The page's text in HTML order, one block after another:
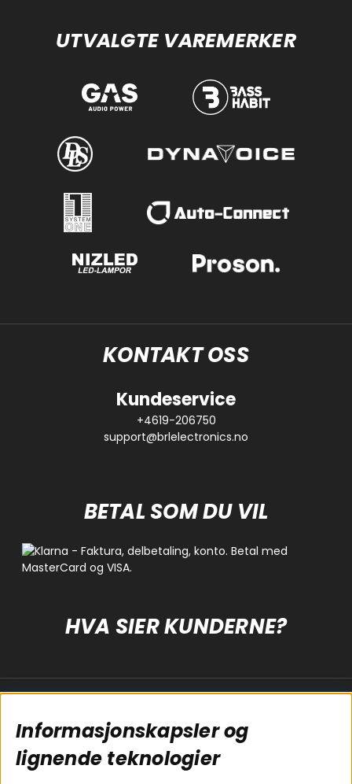
UTVALGTE VAREMERKER
KONTAKT OSS
Kundeservice
+4619-206750
support@brlelectronics.no
BETAL SOM DU VIL
HVA SIER KUNDERNE?
Koblingsguide for
subwoofers
Tilkobling av
Cookies
Kjøpsvilkår
Personvernpolicy
Informasjonskapsler og
lignende teknologier